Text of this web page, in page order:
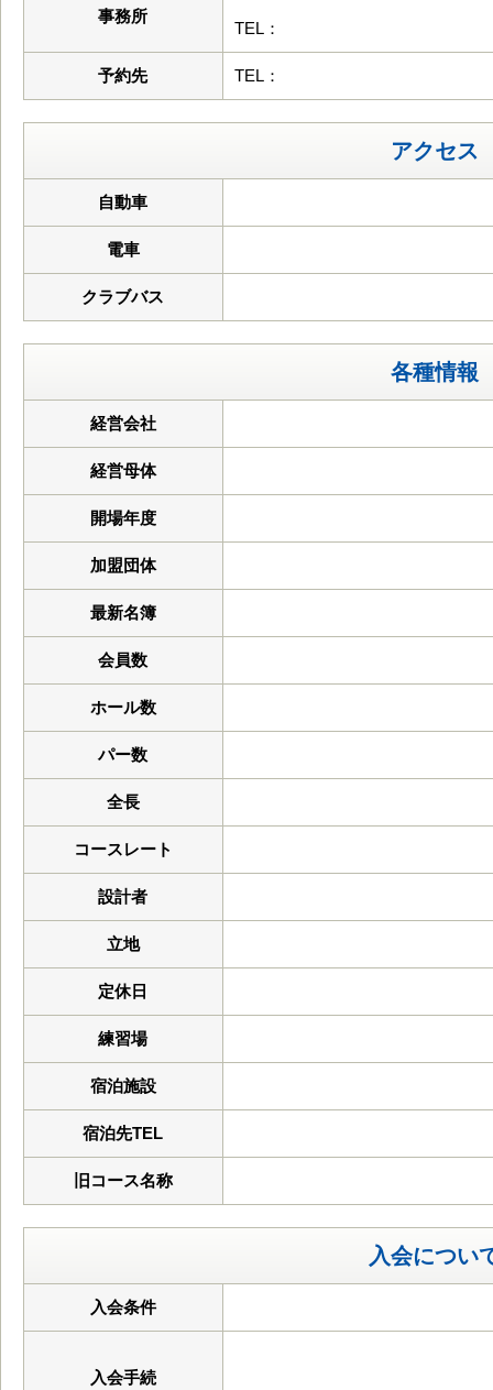
事務所
TEL：
予約先 TEL：
アクセス
自動車
電車
クラブバス
各種情報
経営会社
経営母体
開場年度
加盟団体
最新名簿
会員数
ホール数
パー数
全長
コースレート
設計者
立地
定休日
練習場
宿泊施設
宿泊先TEL
旧コース名称
入会につい
入会条件
入会手続